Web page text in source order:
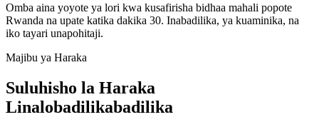
Omba aina yoyote ya lori kwa kusafirisha bidhaa mahali popote
Rwanda na upate katika dakika 30. Inabadilika, ya kuaminika, na
iko tayari unapohitaji.
Majibu ya Haraka
Suluhisho la Haraka
Linalobadilikabadilika